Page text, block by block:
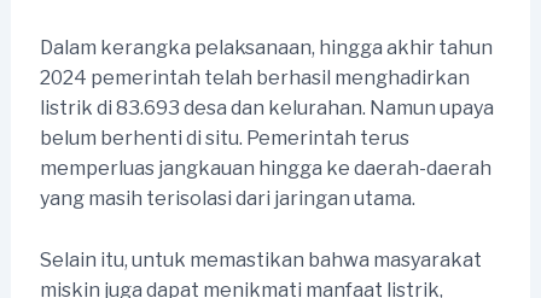
Dalam kerangka pelaksanaan, hingga akhir tahun
2024 pemerintah telah berhasil menghadirkan
listrik di 83.693 desa dan kelurahan. Namun upaya
belum berhenti di situ. Pemerintah terus
memperluas jangkauan hingga ke daerah-daerah
yang masih terisolasi dari jaringan utama.
Selain itu, untuk memastikan bahwa masyarakat
miskin juga dapat menikmati manfaat listrik,